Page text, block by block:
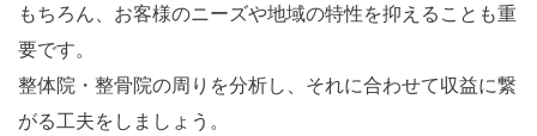
もちろん、お客様のニーズや地域の特性を抑えることも重
要です。
整体院・整骨院の周りを分析し、それに合わせて収益に繋
がる工夫をしましょう。